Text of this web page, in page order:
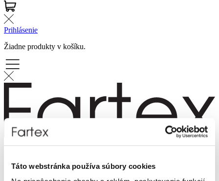
Táto webstránka používa súbory cookies
Prihlásenie
Žiadne produkty v košíku.
Dámska móda
Pánska móda